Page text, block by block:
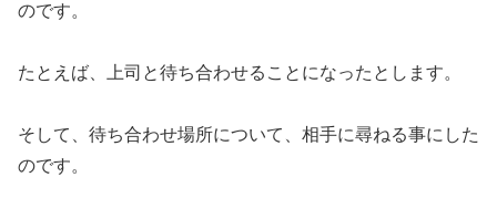
のです。
たとえば、上司と待ち合わせることになったとします。
そして、待ち合わせ場所について、相手に尋ねる事にした
のです。